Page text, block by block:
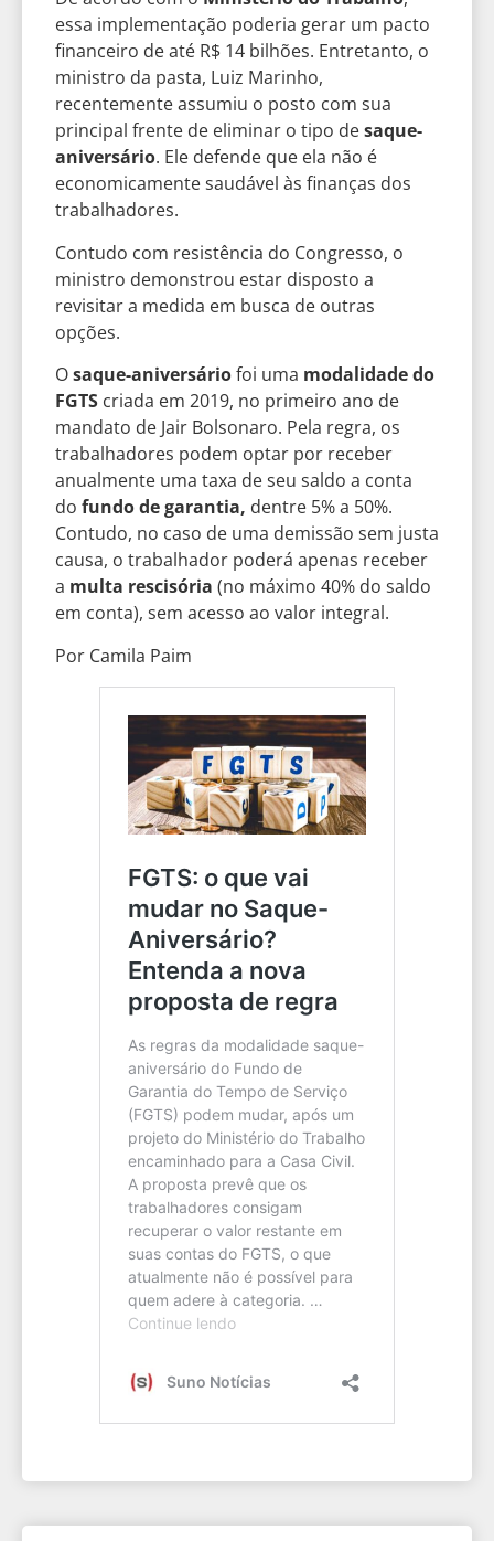
essa implementação poderia gerar um pacto
financeiro de até R$ 14 bilhões. Entretanto, o
ministro da pasta, Luiz Marinho,
recentemente assumiu o posto com sua
principal frente de eliminar o tipo desaque-
aniversário. Ele defende que ela não é
economicamente saudável às finanças dos
trabalhadores.
Contudo com resistência do Congresso, o
ministro demonstrou estar disposto a
revisitar a medida em busca de outras
opções.
Osaque-aniversáriofoi uma modalidade do
FGTS criada em 2019, no primeiro ano de
mandato de Jair Bolsonaro. Pela regra, os
trabalhadores podem optar por receber
anualmente uma taxa de seu saldo a conta
do fundo de garantia, dentre 5% a 50%.
Contudo, no caso de uma demissão sem justa
causa, o trabalhador poderá apenas receber
a multa rescisória (no máximo 40% do saldo
em conta), sem acesso ao valor integral.
Por Camila Paim